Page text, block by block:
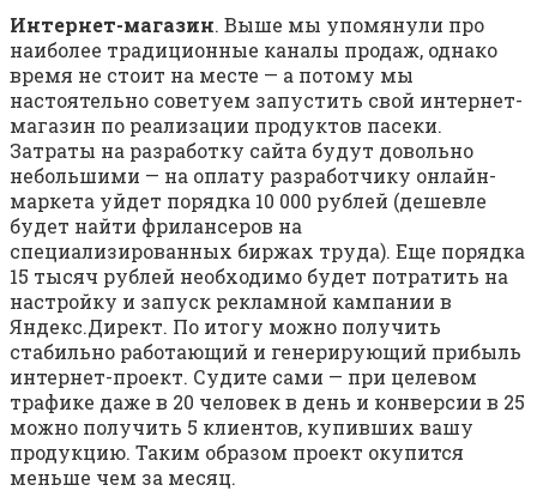
Интернет-магазин. Выше мы упомянули про
наиболее традиционные каналы продаж, однако
время не стоит на месте — а потому мы
настоятельно советуем запустить свой интернет-
магазин по реализации продуктов пасеки.
Затраты на разработку сайта будут довольно
небольшими — на оплату разработчику онлайн-
маркета уйдет порядка 10 000 рублей (дешевле
будет найти фрилансеров на
специализированных биржах труда). Еще порядка
15 тысяч рублей необходимо будет потратить на
настройку и запуск рекламной кампании в
Яндекс.Директ. По итогу можно получить
стабильно работающий и генерирующий прибыль
интернет-проект. Судите сами — при целевом
трафике даже в 20 человек в день и конверсии в 25
можно получить 5 клиентов, купивших вашу
продукцию. Таким образом проект окупится
меньше чем за месяц.